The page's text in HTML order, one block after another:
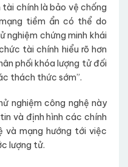
chính là bảo vệ chống
tiềm ẩn có thể do
nghiệm chứng minh khái
tài chính hiểu rõ hơn
phối khóa lượng tử đối
thách thức sớm”.
nghiệm công nghệ này
và định hình các chính
và mạng hướng tới việc
lượng tử.